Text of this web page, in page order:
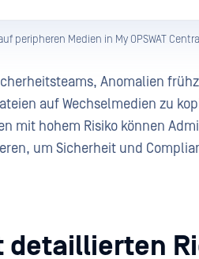
peripheren Medien in My OPSWAT
Anomalien
auf Wechselmedien zu
mit hohem Risiko können
um Sicherheit und